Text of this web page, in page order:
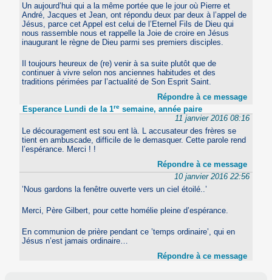
Un aujourd’hui qui a la même portée que le jour où Pierre et
André, Jacques et Jean, ont répondu deux par deux à l’appel de
Jésus, parce cet Appel est celui de l’Eternel Fils de Dieu qui
nous rassemble nous et rappelle la Joie de croire en Jésus
inaugurant le règne de Dieu parmi ses premiers disciples.
Il toujours heureux de (re) venir à sa suite plutôt que de
continuer à vivre selon nos anciennes habitudes et des
traditions périmées par l’actualité de Son Esprit Saint.
Répondre à ce message
Esperance Lundi de la 1re semaine, année paire
11 janvier 2016 08:16
Le découragement est sou ent là. L accusateur des frères se
tient en ambuscade, difficile de le demasquer. Cette parole rend
l’espérance. Merci ! !
Répondre à ce message
10 janvier 2016 22:56
’Nous gardons la fenêtre ouverte vers un ciel étoilé..’
Merci, Père Gilbert, pour cette homélie pleine d’espérance.
En communion de prière pendant ce ’temps ordinaire’, qui en
Jésus n’est jamais ordinaire…
Répondre à ce message